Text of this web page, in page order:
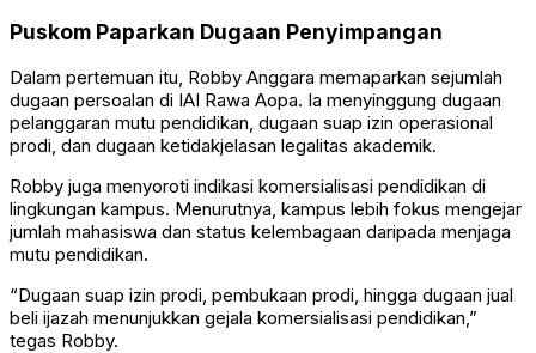
Puskom Paparkan Dugaan Penyimpangan
Dalam pertemuan itu, Robby Anggara memaparkan sejumlah
dugaan persoalan di IAI Rawa Aopa. Ia menyinggung dugaan
pelanggaran mutu pendidikan, dugaan suap izin operasional
prodi, dan dugaan ketidakjelasan legalitas akademik.
Robby juga menyoroti indikasi komersialisasi pendidikan di
lingkungan kampus. Menurutnya, kampus lebih fokus mengejar
jumlah mahasiswa dan status kelembagaan daripada menjaga
mutu pendidikan.
“Dugaan suap izin prodi, pembukaan prodi, hingga dugaan jual
beli ijazah menunjukkan gejala komersialisasi pendidikan,”
tegas Robby.